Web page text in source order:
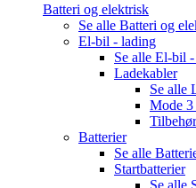
Batteri og elektrisk
Se alle Batteri og
El-bil - lading
Se alle El-bil
Ladekabler
Se alle
Mode 3
Tilbehør
Batterier
Se alle
Startbatterier
Se alle